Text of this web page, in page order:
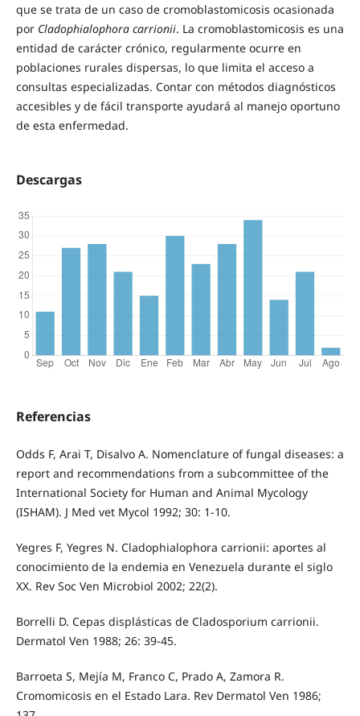
que se trata de un caso de cromoblastomicosis ocasionada
por Cladophialophora carrionii. La cromoblastomicosis es una
entidad de carácter crónico, regularmente ocurre en
poblaciones rurales dispersas, lo que limita el acceso a
consultas especializadas. Contar con métodos diagnósticos
accesibles y de fácil transporte ayudará al manejo oportuno
de esta enfermedad.
Descargas
Referencias
Odds F, Arai T, Disalvo A. Nomenclature of fungal diseases: a
report and recommendations from a subcommittee of the
International Society for Human and Animal Mycology
(ISHAM). J Med vet Mycol 1992; 30: 1-10.
Yegres F, Yegres N. Cladophialophora carrionii: aportes al
conocimiento de la endemia en Venezuela durante el siglo
XX. Rev Soc Ven Microbiol 2002; 22(2).
Borrelli D. Cepas displásticas de Cladosporium carrionii.
Dermatol Ven 1988; 26: 39-45.
Barroeta S, Mejía M, Franco C, Prado A, Zamora R.
Cromomicosis en el Estado Lara. Rev Dermatol Ven 1986;